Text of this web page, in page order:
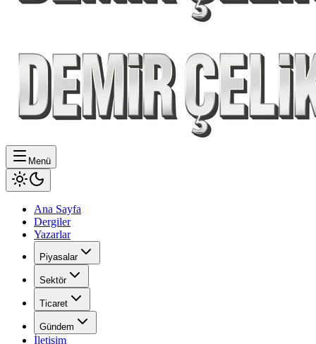
Menü
Ana Sayfa
Dergiler
Yazarlar
Piyasalar
Sektör
Ticaret
Gündem
İletişim